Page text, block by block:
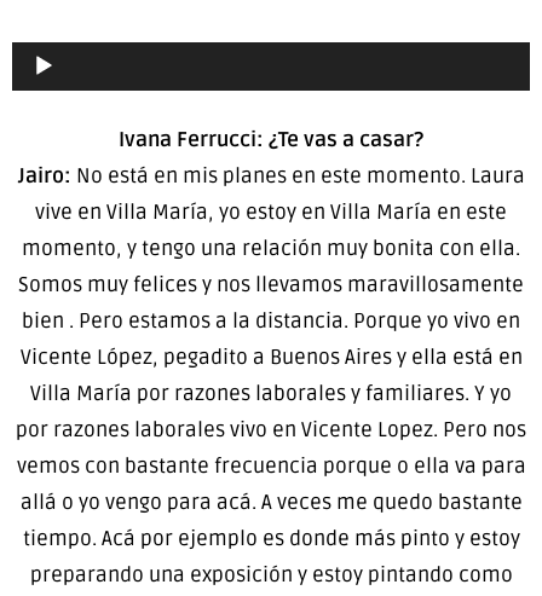
Ivana Ferrucci: ¿Te vas a casar?
Jairo: No está en mis planes en este momento. Laura
vive en Villa María, yo estoy en Villa María en este
momento, y tengo una relación muy bonita con ella.
Somos muy felices y nos llevamos maravillosamente
bien . Pero estamos a la distancia. Porque yo vivo en
Vicente López, pegadito a Buenos Aires y ella está en
Villa María por razones laborales y familiares. Y yo
por razones laborales vivo en Vicente Lopez. Pero nos
vemos con bastante frecuencia porque o ella va para
allá o yo vengo para acá. A veces me quedo bastante
tiempo. Acá por ejemplo es donde más pinto y estoy
preparando una exposición y estoy pintando como